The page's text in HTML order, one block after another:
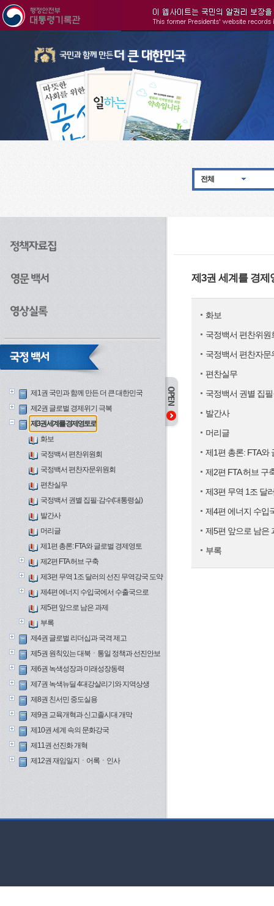
전체
제1권 국민과 함께 만든 더 큰 대한민국
제2권 글로벌 경제위기 극복
제3권 세계를 경제영토로
화보
국정백서 편찬위원회
국정백서 편찬자문위원회
편찬실무
국정백서 권별 집필·감수(대통령실)
발간사
머리글
제1편 총론: FTA와 글로벌 경제영토
제2편 FTA 허브 구축
제3편 무역 1조 달러의 선진 무역강국 도약
제4편 에너지 수입국에서 수출국으로
제5편 앞으로 남은 과제
부록
제4권 글로벌 리더십과 국격 제고
제5권 원칙있는 대북ㆍ통일 정책과 선진안보
제6권 녹색성장과 미래성장동력
제7권 녹색뉴딜 4대강살리기와 지역상생
제8권 친서민 중도실용
제9권 교육개혁과 신고졸시대 개막
제10권 세계 속의 문화강국
제11권 선진화 개혁
제12권 재임일지ㆍ어록ㆍ인사
제3권 세계를 경제
화보
국정백서 편찬위원
국정백서 편찬자문
편찬실무
국정백서 권별 집
발간사
머리글
제1편 총론: FTA와
제2편 FTA 허브 구
제3편 무역 1조 달
제4편 에너지 수입
제5편 앞으로 남은
부록